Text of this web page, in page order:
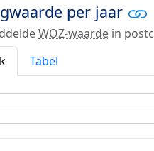
per jaar
WOZ-waarde in
Tabel